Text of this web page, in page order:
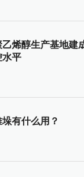
烯醇生产基地建
水平
垛有什么用？